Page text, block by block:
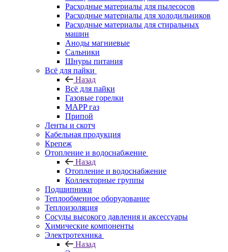
Расходные материалы для пылесосов
Расходные материалы для холодильников
Расходные материалы для стиральных
машин
Аноды магниевые
Сальники
Шнуры питания
Всё для пайки
Назад
Всё для пайки
Газовые горелки
MAPP газ
Припой
Ленты и скотч
Кабельная продукция
Крепеж
Отопление и водоснабжение
Назад
Отопление и водоснабжение
Коллекторные группы
Подшипники
Теплообменное оборудование
Теплоизоляция
Сосуды высокого давления и аксессуары
Химические компоненты
Электротехника
Назад